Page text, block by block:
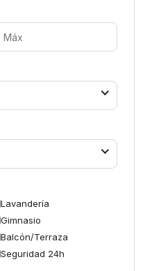
Lavandería
Gimnasio
Balcón/Terraza
Seguridad 24h